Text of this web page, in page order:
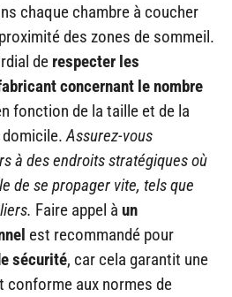
chaque chambre à coucher
des zones de sommeil.
de respecter les
concernant le nombre
fonction de la taille et de la
domicile.Assurez-vous
à des endroits stratégiques où
de se propager vite, tels que
Faire appel à un
est recommandé pour
sécurité, car cela garantit une
aux normes de